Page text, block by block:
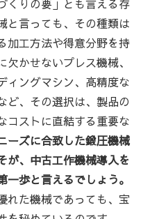
くりの要」とも言える存
と言っても、その種類は
加工方法や得意分野を持
かせないプレス機械、
ィングマシン、高精度な
ど、その選択は、製品の
コストに直結する重要な
ーズに合致した鍛圧機械
が、中古工作機械導入を
歩と言えるでしょう。
れた機械であっても、宝